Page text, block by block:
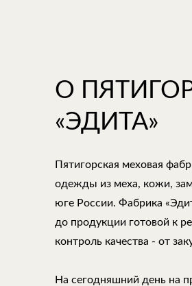
О
«ЭДИТА»
Пятигорская меховая
одежды из меха, кожи,
юге России. Фабрика
до продукции готовой к
контроль качества - от
На сегодняшний день на